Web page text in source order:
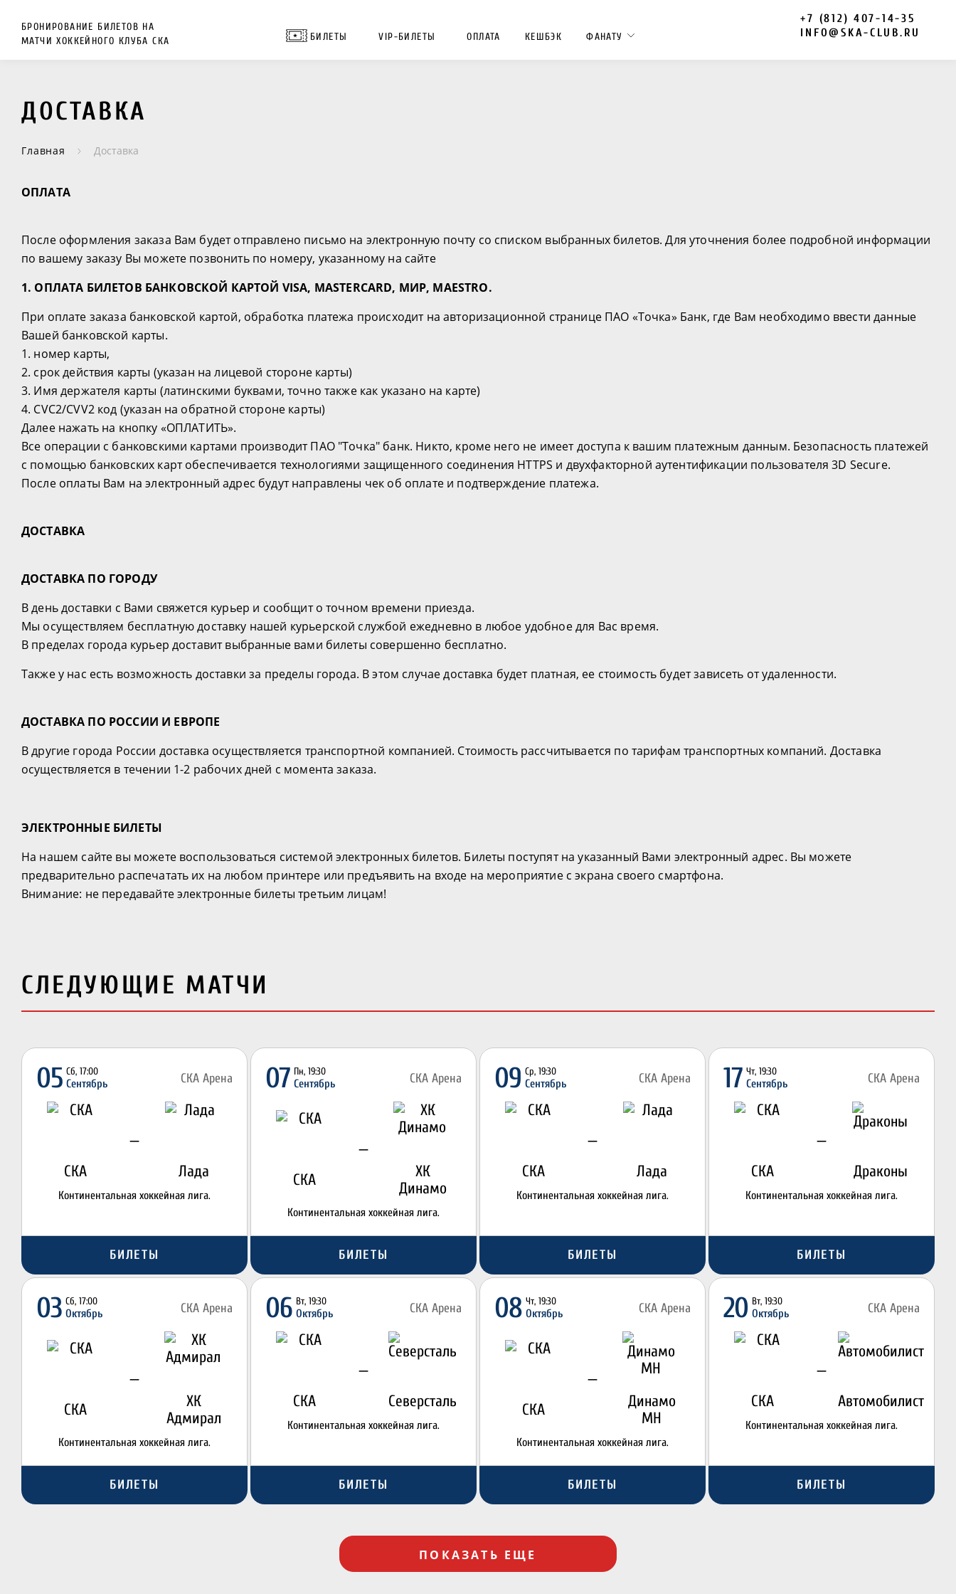
БРОНИРОВАНИЕ БИЛЕТОВ НА
МАТЧИ ХОККЕЙНОГО КЛУБА СКА
БИЛЕТЫ VIP-БИЛЕТЫ ОПЛАТА КЕШБЭК ФАНАТУ
+7 (812) 407-14-35
INFO@SKA-CLUB.RU
ДОСТАВКА
Главная Доставка
ОПЛАТА
После оформления заказа Вам будет отправлено письмо на электронную почту со списком выбранных билетов. Для уточнения более подробной информации
по вашему заказу Вы можете позвонить по номеру, указанному на сайте
1. ОПЛАТА БИЛЕТОВ БАНКОВСКОЙ КАРТОЙ VISA, MASTERCARD, МИР, MAESTRO.
При оплате заказа банковской картой, обработка платежа происходит на авторизационной странице ПАО «Точка» Банк, где Вам необходимо ввести данные
Вашей банковской карты.
1. номер карты,
2. срок действия карты (указан на лицевой стороне карты)
3. Имя держателя карты (латинскими буквами, точно также как указано на карте)
4. CVC2/CVV2 код (указан на обратной стороне карты)
Далее нажать на кнопку «ОПЛАТИТЬ».
Все операции с банковскими картами производит ПАО "Точка" банк. Никто, кроме него не имеет доступа к вашим платежным данным. Безопасность платежей
с помощью банковских карт обеспечивается технологиями защищенного соединения HTTPS и двухфакторной аутентификации пользователя 3D Secure.
После оплаты Вам на электронный адрес будут направлены чек об оплате и подтверждение платежа.
ДОСТАВКА
ДОСТАВКА ПО ГОРОДУ
В день доставки с Вами свяжется курьер и сообщит о точном времени приезда.
Мы осуществляем бесплатную доставку нашей курьерской службой ежедневно в любое удобное для Вас время.
В пределах города курьер доставит выбранные вами билеты совершенно бесплатно.
Также у нас есть возможность доставки за пределы города. В этом случае доставка будет платная, ее стоимость будет зависеть от удаленности.
ДОСТАВКА ПО РОССИИ И ЕВРОПЕ
В другие города России доставка осуществляется транспортной компанией. Стоимость рассчитывается по тарифам транспортных компаний. Доставка
осуществляется в течении 1-2 рабочих дней с момента заказа.
ЭЛЕКТРОННЫЕ БИЛЕТЫ
На нашем сайте вы можете воспользоваться системой электронных билетов. Билеты поступят на указанный Вами электронный адрес. Вы можете
предварительно распечатать их на любом принтере или предъявить на входе на мероприятие с экрана своего смартфона.
Внимание: не передавайте электронные билеты третьим лицам!
СЛЕДУЮЩИЕ МАТЧИ
05 Сб, 17:00
Сентябрь СКА Арена
СКА
—
Лада
Континентальная хоккейная лига.
БИЛЕТЫ
07 Пн, 19:30
Сентябрь СКА Арена
СКА
—
ХК
Динамо
Континентальная хоккейная лига.
БИЛЕТЫ
09 Ср, 19:30
Сентябрь СКА Арена
СКА
—
Лада
Континентальная хоккейная лига.
БИЛЕТЫ
17 Чт, 19:30
Сентябрь СКА Арена
СКА
—
Драконы
Континентальная хоккейная лига.
БИЛЕТЫ
03 Сб, 17:00
Октябрь СКА Арена
СКА
—
ХК
Адмирал
Континентальная хоккейная лига.
БИЛЕТЫ
06 Вт, 19:30
Октябрь СКА Арена
СКА
—
Северсталь
Континентальная хоккейная лига.
БИЛЕТЫ
08 Чт, 19:30
Октябрь СКА Арена
СКА
—
Динамо
МН
Континентальная хоккейная лига.
БИЛЕТЫ
20 Вт, 19:30
Октябрь СКА Арена
СКА
—
Автомобилист
Континентальная хоккейная лига.
БИЛЕТЫ
ПОКАЗАТЬ ЕЩЕ